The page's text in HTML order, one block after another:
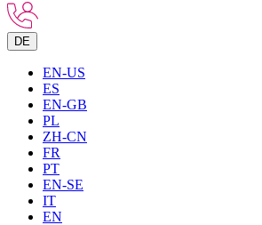
DE
EN-US
ES
EN-GB
PL
ZH-CN
FR
PT
EN-SE
IT
EN